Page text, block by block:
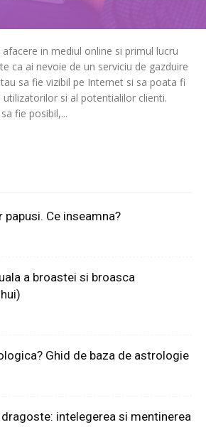
in mediul online si primul lucru
ca ai nevoie de un serviciu de gazduire
sa fie vizibil pe Internet si sa poata fi
si al potentialilor clienti.
fie posibil,...
Ce inseamna?
a broastei si broasca
Ghid de baza de astrologie
intelegerea si mentinerea